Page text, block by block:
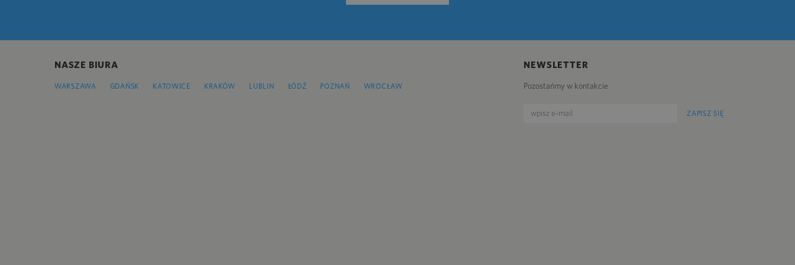
NASZE BIURA
WARSZAWA GDAŃSK KATOWICE KRAKÓW LUBLIN ŁÓDŹ POZNAŃ WROCŁAW
NEWSLETTER
Pozostańmy w kontakcie
ZAPISZ SIĘ